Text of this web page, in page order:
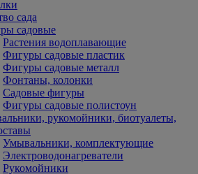
сада
садовые
Растения водоплавающие
Фигуры садовые пластик
Фигуры садовые металл
Фонтаны, колонки
Садовые фигуры
Фигуры садовые полистоун
рукомойники, биотуалеты,
Умывальники, комплектующие
Электроводонагреватели
Рукомойники